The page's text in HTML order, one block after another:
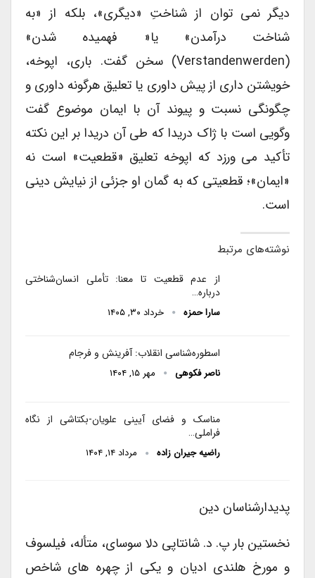
دیگر نمی توان از شناختِ «دیگری»، بلکه از «به
شناخت درآمدن» یا« فهمیده شدن»
(Verstandenwerden) سخن گفت. باری، اپوخه،
خویشتن داری از پیش داوری یا تعلیق هرگونه داوری و
چگونگی نسبت و پیوند آن با ایمان موضوع گفت
وگویی است با ژاک دریدا که طی آن دریدا بر این نکته
تأکید می ورزد که اپوخه تعلیق «قطعیت» است نه
«ایمان»؛ قطعیتی که به گمان او جزئی از نیایش دینی
است.
نوشته‌های مرتبط
از عدم قطعیت تا معنا: تأملی انسان‌شناختی
درباره…
سارا حمزه خرداد ۳۰, ۱۴۰۵
اسطوره‌شناسی انقلاب: آفرینش و فرجام
ناصر فکوهی مهر ۱۵, ۱۴۰۴
مناسک و فضای آیینی علویان-بکتاشی از نگاه
فراملی…
راضیه جیران زاده مرداد ۱۴, ۱۴۰۴
پدیدارشناسان دین
نخستین بار پ. د. شانتاپی دلا سوسای، متأله، فیلسوف
و مورخ هلندی ادیان و یکی از چهره های شاخص